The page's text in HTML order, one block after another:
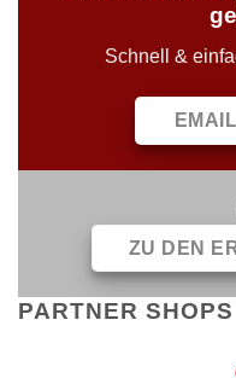
Schnell &
ZU DEN
PARTNER SHOPS